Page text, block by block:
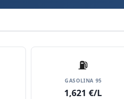
⛽️
GASOLINA 95
1,621 €/L